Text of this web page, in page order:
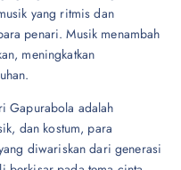
yang ritmis dan
penari. Musik menambah
meningkatkan
Gapurabola adalah
dan kostum, para
diwariskan dari generasi